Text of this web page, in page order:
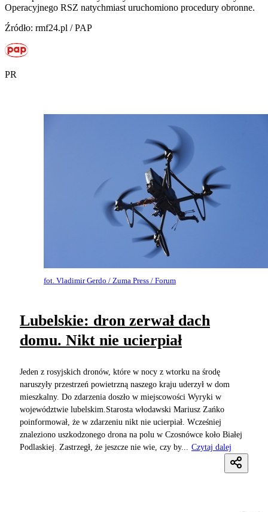
Operacyjnego RSZ natychmiast uruchomiono procedury obronne.
Źródło: rmf24.pl / PAP
PR
fot. Vladimir Gerdo / Zuma Press / Forum
Lubelskie: dron zerwał dach
domu. Nikt nie ucierpiał
Jeden z rosyjskich dronów, które w nocy z wtorku na środę
naruszyły przestrzeń powietrzną naszego kraju uderzył w dom
mieszkalny. Do zdarzenia doszło w miejscowości Wyryki w
województwie lubelskim.Starosta włodawski Mariusz Zańko
poinformował, że w zdarzeniu nikt nie ucierpiał. Wcześniej
znaleziono uszkodzonego drona na polu w Czosnówce koło Białej
Podlaskiej. Zastrzegł, że jeszcze nie wie, czy by...
Czytaj dalej